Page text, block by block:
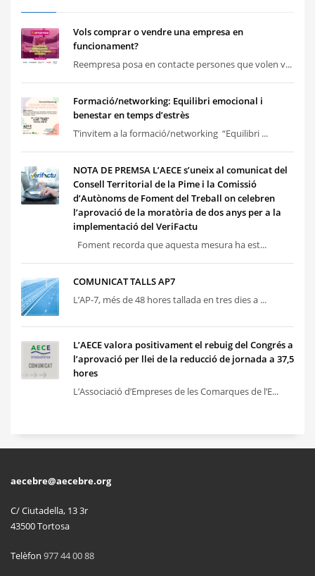
Vols comprar o vendre una empresa en
funcionament?
Reempresa posa en contacte persones que volen v...
Formació/networking: Equilibri emocional i
benestar en temps d’estrès
T’invitem a la formació/networking “Equilibri ...
NOTA DE PREMSA L’AECE s’uneix al comunicat del
Consell Territorial de la Pime i la Comissió
d’Autònoms de Foment del Treball on celebren
l’aprovació de la moratòria de dos anys per a la
implementació del VeriFactu
Foment recorda que aquesta mesura ha est...
COMUNICAT TALLS AP7
L’AP-7, més de 48 hores tallada en tres dies a ...
L’AECE valora positivament el rebuig del Congrés a
l’aprovació per llei de la reducció de jornada a 37,5
hores
L’Associació d’Empreses de les Comarques de l’E...
aecebre@aecebre.org
C/ Ciutadella, 13 3r
43500 Tortosa
Telèfon 977 44 00 88